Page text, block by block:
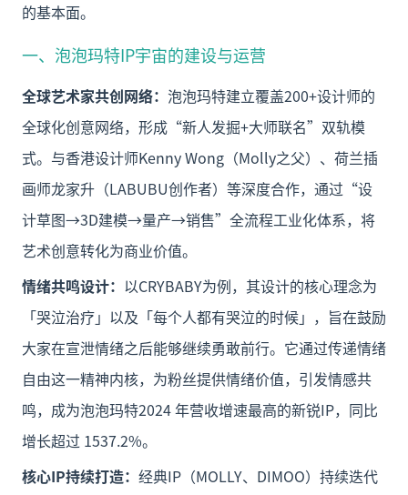
的基本面。
一、泡泡玛特IP宇宙的建设与运营
全球艺术家共创网络： 泡泡玛特建立覆盖200+设计师的
全球化创意网络，形成“新人发掘+大师联名”双轨模
式。与香港设计师Kenny Wong（Molly之父）、荷兰插
画师龙家升（LABUBU创作者）等深度合作，通过“设
计草图→3D建模→量产→销售”全流程工业化体系，将
艺术创意转化为商业价值。
情绪共鸣设计： 以CRYBABY为例，其设计的核心理念为
「哭泣治疗」以及「每个人都有哭泣的时候」，旨在鼓励
大家在宣泄情绪之后能够继续勇敢前行。它通过传递情绪
自由这一精神内核，为粉丝提供情绪价值，引发情感共
鸣，成为泡泡玛特2024 年营收增速最高的新锐IP，同比
增长超过 1537.2%。
核心IP持续打造： 经典IP（MOLLY、DIMOO）持续迭代